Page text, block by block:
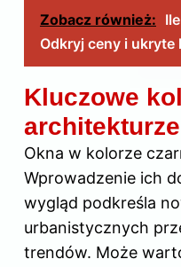
Zobacz również:
Odkryj ceny i ukryte
Kluczowe
architekturze
Okna w kolorze
Wprowadzenie ich
wygląd podkreśla
urbanistycznych
trendów. Może